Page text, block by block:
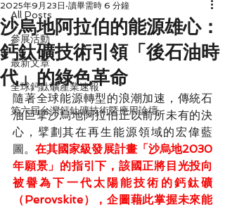
All Posts
參展活動
最新文章
全球鈣鈦礦產業速報
第六屆台灣鈣鈦礦技術暨應用論壇
沙烏地阿拉伯的能源雄心：
鈣鈦礦技術引領「後石油時
代」的綠色革命
2025年9月23日 讀畢需時 6 分鐘
隨著全球能源轉型的浪潮加速，傳統石
油巨擘沙烏地阿拉伯正以前所未有的決
心，擘劃其在再生能源領域的宏偉藍
圖。在其國家級發展計畫「沙烏地2030
年願景」的指引下，該國正將目光投向
被譽為下一代太陽能技術的鈣鈦礦
（Perovskite），企圖藉此掌握未來能